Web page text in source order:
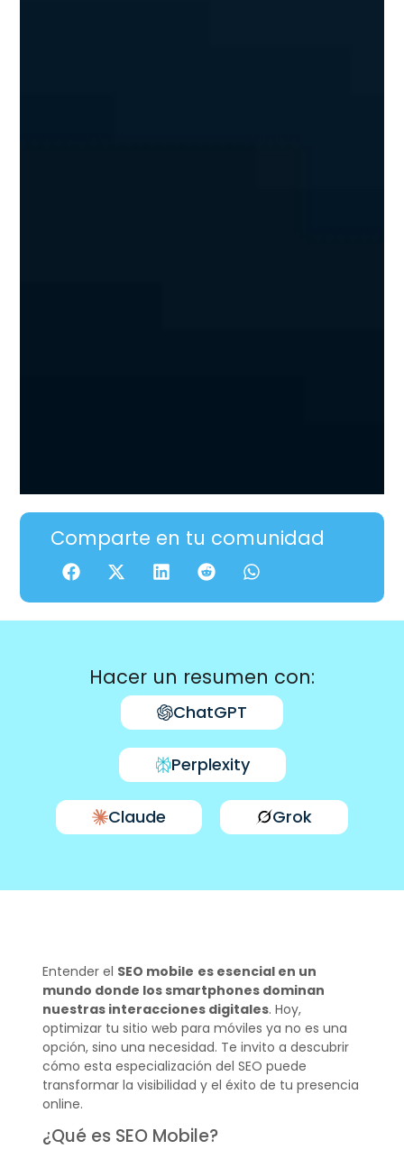
Comparte en tu comunidad
Hacer un resumen con:
ChatGPT
Perplexity
Claude Grok
Entender el SEO mobile es esencial en un
mundo donde los smartphones dominan
nuestras interacciones digitales. Hoy,
optimizar tu sitio web para móviles ya no es una
opción, sino una necesidad. Te invito a descubrir
cómo esta especialización del SEO puede
transformar la visibilidad y el éxito de tu presencia
online.
¿Qué es SEO Mobile?